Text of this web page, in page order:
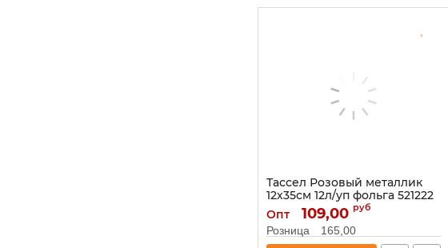
Тассел Розовый металлик
12х35см 12л/уп фольга 521222
Артикул: 521222
Опт 109,00 руб
Розница 165,00